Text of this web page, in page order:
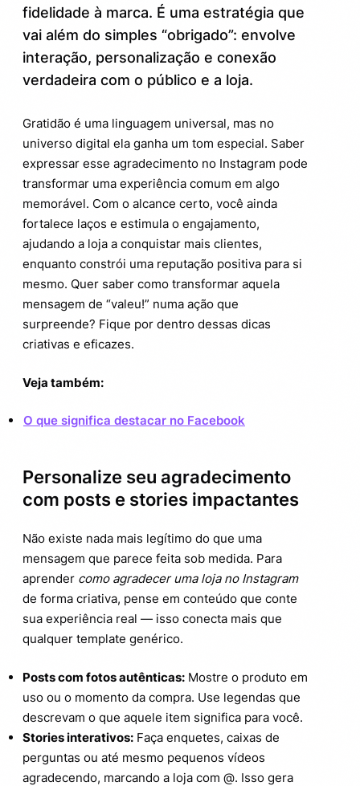
3.
Inove com a colaboração ativa usando
enquetes e desafios
4.
Dicas bônus para um agradecimento mais
eficaz e memorável
5.
Por que agradecer uma loja no Instagram
faz diferença?
fidelidade à marca. É uma estratégia que
vai além do simples “obrigado”: envolve
interação, personalização e conexão
verdadeira com o público e a loja.
Gratidão é uma linguagem universal, mas no
universo digital ela ganha um tom especial. Saber
expressar esse agradecimento no Instagram pode
transformar uma experiência comum em algo
memorável. Com o alcance certo, você ainda
fortalece laços e estimula o engajamento,
ajudando a loja a conquistar mais clientes,
enquanto constrói uma reputação positiva para si
mesmo. Quer saber como transformar aquela
mensagem de “valeu!” numa ação que
surpreende? Fique por dentro dessas dicas
criativas e eficazes.
Veja também:
O que significa destacar no Facebook
Personalize seu agradecimento
com posts e stories impactantes
Não existe nada mais legítimo do que uma
mensagem que parece feita sob medida. Para
aprender como agradecer uma loja no Instagram
de forma criativa, pense em conteúdo que conte
sua experiência real — isso conecta mais que
qualquer template genérico.
Posts com fotos autênticas: Mostre o produto em
uso ou o momento da compra. Use legendas que
descrevam o que aquele item significa para você.
Stories interativos: Faça enquetes, caixas de
perguntas ou até mesmo pequenos vídeos
agradecendo, marcando a loja com @. Isso gera